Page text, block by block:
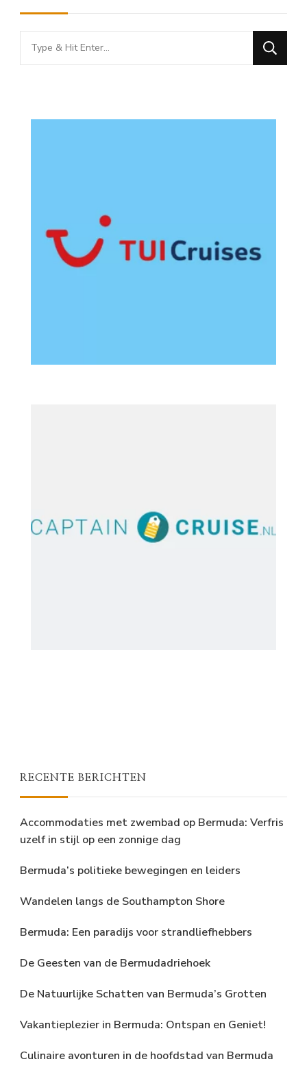
Looking
for
RECENTE BERICHTEN
Accommodaties met zwembad op Bermuda: Verfris
uzelf in stijl op een zonnige dag
Bermuda’s politieke bewegingen en leiders
Wandelen langs de Southampton Shore
Bermuda: Een paradijs voor strandliefhebbers
De Geesten van de Bermudadriehoek
De Natuurlijke Schatten van Bermuda’s Grotten
Vakantieplezier in Bermuda: Ontspan en Geniet!
Culinaire avonturen in de hoofdstad van Bermuda